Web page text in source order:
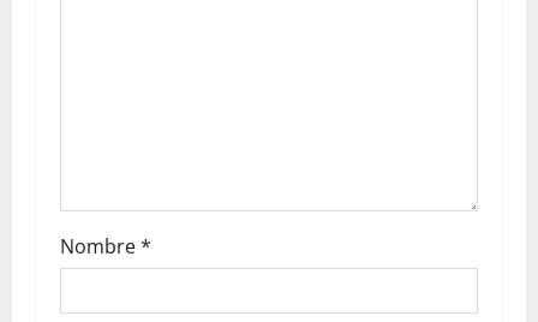
Nombre*